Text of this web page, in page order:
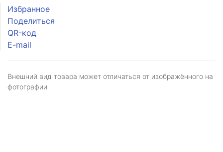
Избранное
Поделиться
QR-код
E-mail
Внешний вид товара может отличаться от изображённого на
фотографии